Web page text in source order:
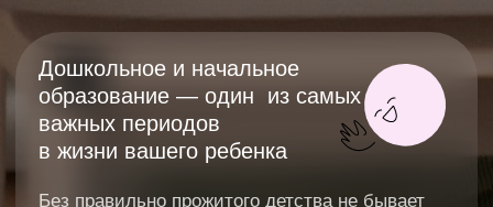
Мы обучаем по авторской
программе«ПРОДЕТЕЙ
плюс»,
направленной на развитие мышления,
саморегуляции и интереса к учебе